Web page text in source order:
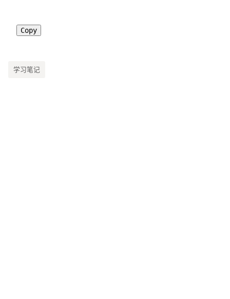
Copy
学习笔记